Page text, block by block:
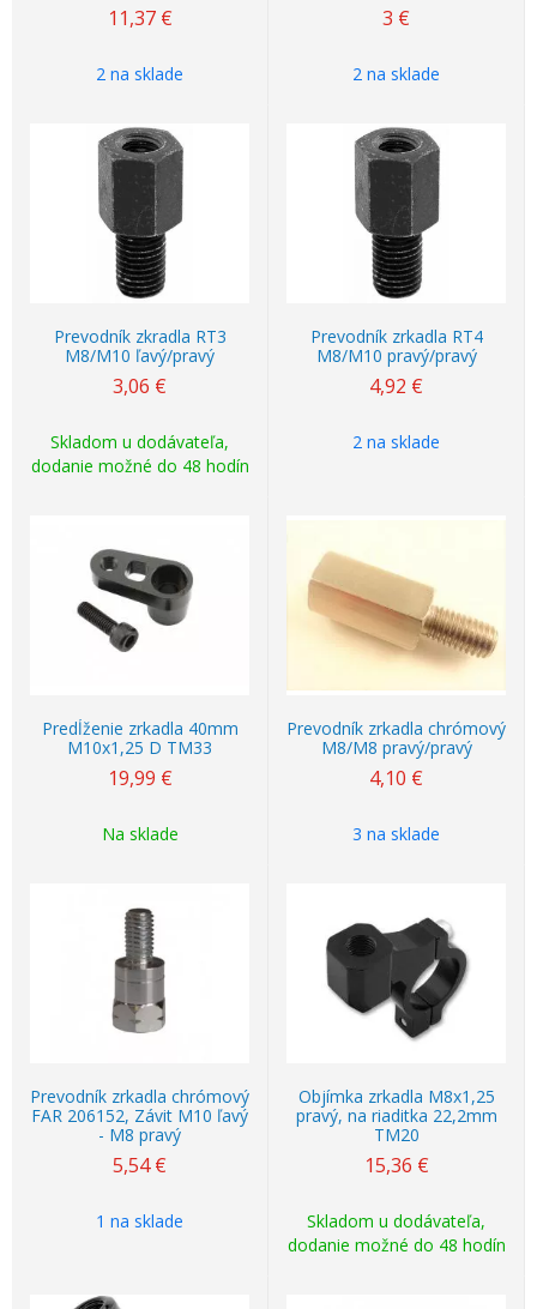
11,37 €
2 na sklade
3 €
2 na sklade
Prevodník zkradla RT3
M8/M10 ľavý/pravý
3,06 €
Skladom u dodávateľa,
dodanie možné do 48 hodín
Prevodník zrkadla RT4
M8/M10 pravý/pravý
4,92 €
2 na sklade
Predĺženie zrkadla 40mm
M10x1,25 D TM33
19,99 €
Na sklade
Prevodník zrkadla chrómový
M8/M8 pravý/pravý
4,10 €
3 na sklade
Prevodník zrkadla chrómový
FAR 206152, Závit M10 ľavý
- M8 pravý
5,54 €
1 na sklade
Objímka zrkadla M8x1,25
pravý, na riaditka 22,2mm
TM20
15,36 €
Skladom u dodávateľa,
dodanie možné do 48 hodín